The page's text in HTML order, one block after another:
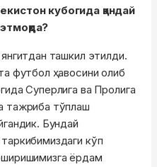
кубогида қандай
ташкил этилди.
футбол ҳавосини олиб
Суперлига ва Пролига
тажриба тўплаш
Бундай
кўп
ёрдам